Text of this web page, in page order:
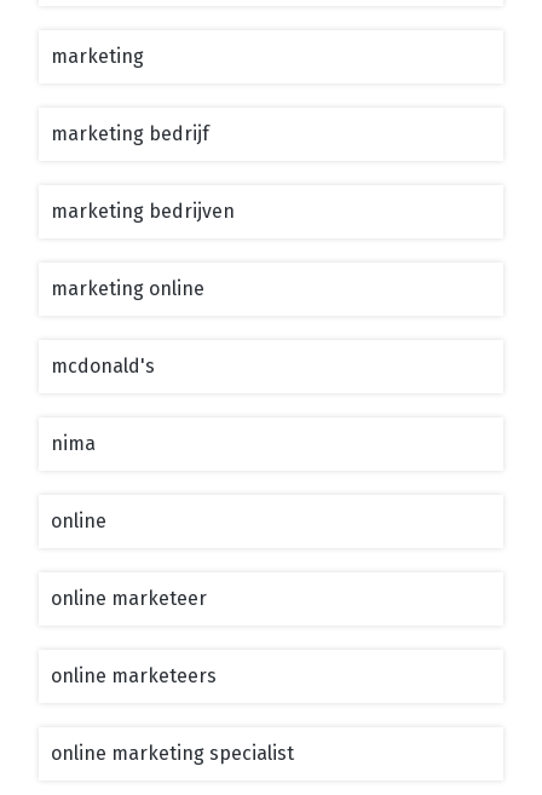
marketing
marketing bedrijf
marketing bedrijven
marketing online
mcdonald's
nima
online
online marketeer
online marketeers
online marketing specialist